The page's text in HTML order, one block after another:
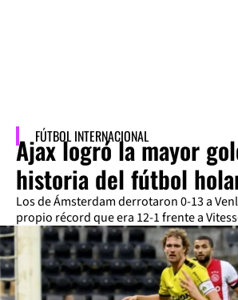
FÚTBOL INTERNACIONAL
Ajax logró la mayor
historia del fútbol
Los de Ámsterdam derrotaron 0-13 a
propio récord que era 12-1 frente a